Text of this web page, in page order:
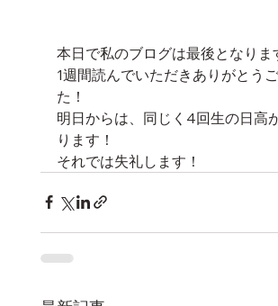
本日で私のブログは最後となりま
1週間読んでいただきありがとう
た！
明日からは、同じく4回生の日高
ります！
それでは失礼します！